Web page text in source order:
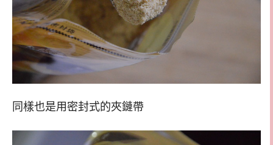
同樣也是用密封式的夾鏈帶